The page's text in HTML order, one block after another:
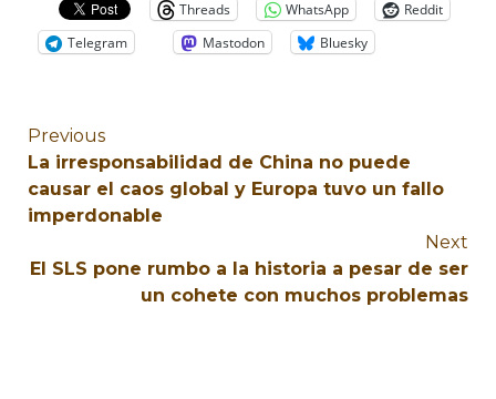
Threads WhatsApp
Reddit
Telegram
Mastodon Bluesky
Previous
La irresponsabilidad de China no puede
causar el caos global y Europa tuvo un fallo
imperdonable
Next
El SLS pone rumbo a la historia a pesar de ser
un cohete con muchos problemas